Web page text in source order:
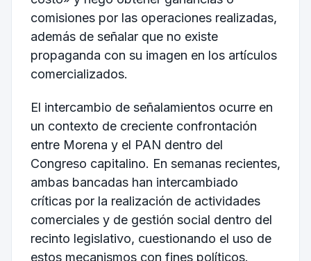
comisiones por las operaciones realizadas,
además de señalar que no existe
propaganda con su imagen en los artículos
comercializados.
El intercambio de señalamientos ocurre en
un contexto de creciente confrontación
entre Morena y el PAN dentro del
Congreso capitalino. En semanas recientes,
ambas bancadas han intercambiado
críticas por la realización de actividades
comerciales y de gestión social dentro del
recinto legislativo, cuestionando el uso de
estos mecanismos con fines políticos.